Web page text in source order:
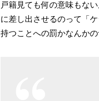
戸籍見ても何の意味もな
に差し出させるのって「
持つことへの罰かなんか